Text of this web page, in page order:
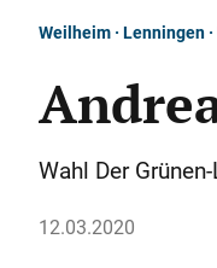
Weilheim · Lenningen
Wahl Der
12.03.2020